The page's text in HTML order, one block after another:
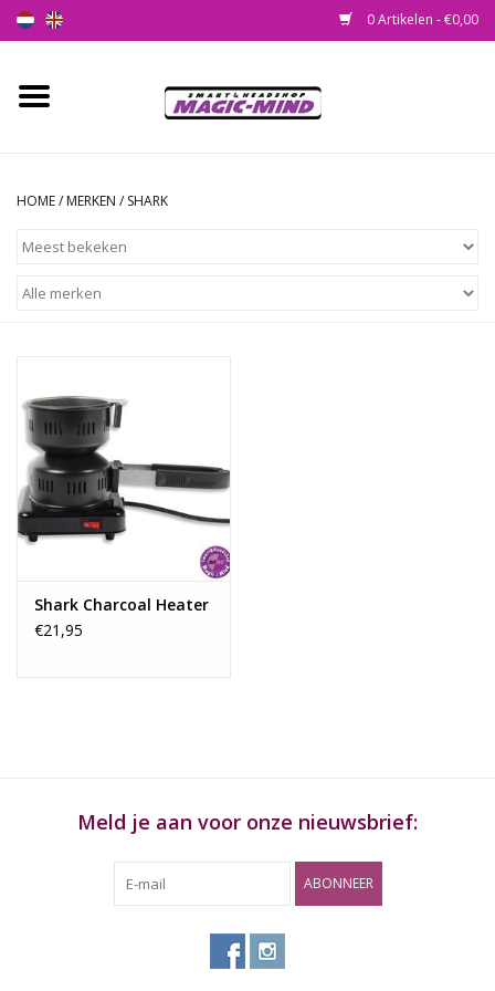
0 Artikelen - €0,00
Home
Headshop
Health Supplies
Psychedelic
Rituals & Wierook
Sale
HOME/ MERKEN / SHARK
Shark Charcoal Heater
€21,95
Meld je aan voor onze nieuwsbrief:
ABONNEER